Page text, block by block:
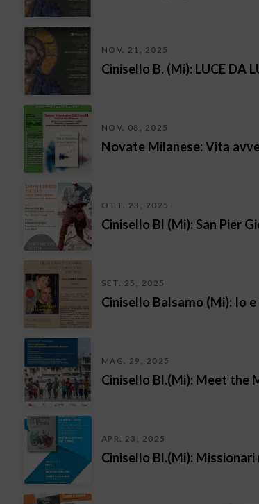
NOV. 21, 2025
Cinisello B. (Mi): LUCE DA
NOV. 08, 2025
Novate Milanese: Vita
OTT. 23, 2025
Cinisello Bl (Mi): San Pier
SET. 25, 2025
Cinisello Balsamo (Mi): Io
MAG. 29, 2025
Cinisello Bl.(Mi): Meet the
APR. 23, 2025
Cinisello Bl.(Mi):